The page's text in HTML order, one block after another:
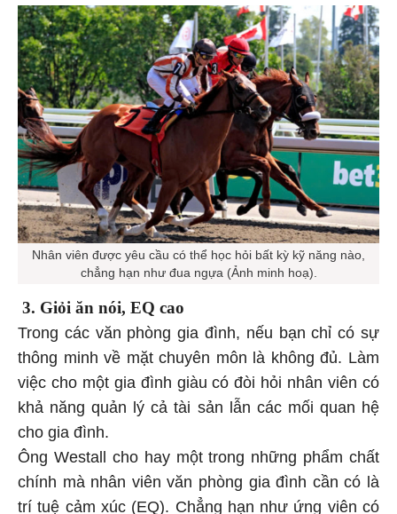
Nhân viên được yêu cầu có thể học hỏi bất kỳ kỹ năng nào,
chẳng hạn như đua ngựa (Ảnh minh hoạ).
3. Giỏi ăn nói, EQ cao
Trong các văn phòng gia đình, nếu bạn chỉ có sự
thông minh về mặt chuyên môn là không đủ. Làm
việc cho một gia đình giàu có đòi hỏi nhân viên có
khả năng quản lý cả tài sản lẫn các mối quan hệ
cho gia đình.
Ông Westall cho hay một trong những phẩm chất
chính mà nhân viên văn phòng gia đình cần có là
trí tuệ cảm xúc (EQ). Chẳng hạn như ứng viên có